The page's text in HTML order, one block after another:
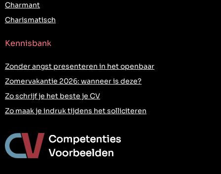
Charmant
Charismatisch
Kennisbank
Zonder angst presenteren in het openbaar
Zomervakantie 2026: wanneer is deze?
Zo schrijf je het beste je CV
Zo maak je indruk tijdens het solliciteren